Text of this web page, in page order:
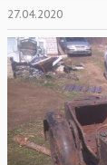
27.04.2020